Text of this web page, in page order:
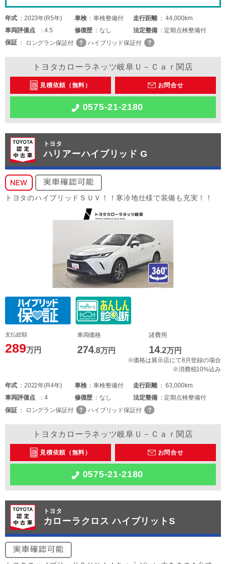
年式 2023年(R5年) 車検 車検整備付 走行距離
44,000km
車両評価点 4.5 修復歴 なし 法定整備
定期点検整備付
保証
ロングラン保証付 ハイブリッド保証付
トヨタカローラネッツ岐阜Ｕ－Ｃａｒ関店
見積依頼（無料） お問合せ
0575-21-2180
トヨタ
ハリアーハイブリッド G
トヨタのハイブリッドＳＵＶ！！寒冷地仕様で装備も充実！！
支払総額
289万円
車両価格
274.8万円
諸費用
14.2万円
※価格は展示店にて8月登録の場合
※消費税10%込み
年式 2022年(R4年) 車検 車検整備付 走行距離
63,000km
車両評価点 4 修復歴 なし 法定整備
定期点検整備付
保証
ロングラン保証付 ハイブリッド保証付
トヨタカローラネッツ岐阜Ｕ－Ｃａｒ関店
見積依頼（無料） お問合せ
0575-21-2180
トヨタ
カローラクロス ハイブリットS